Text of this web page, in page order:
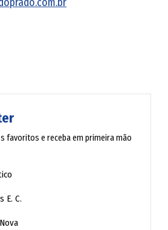
favoritos e receba em primeira mão
E. C.